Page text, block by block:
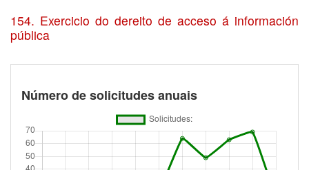
154. Exercicio do dereito de acceso á información
pública
Número de solicitudes anuais